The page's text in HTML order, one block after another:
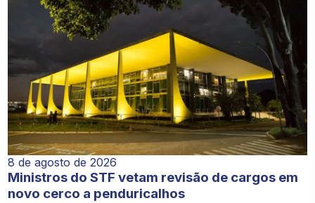
8 de agosto de 2026
Ministros do STF vetam revisão de cargos em
novo cerco a penduricalhos